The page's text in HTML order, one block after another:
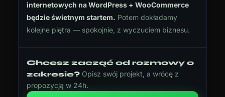
internetowych na WordPress + WooCommerce
będzie świetnym startem. Potem dokładamy
kolejne piętra — spokojnie, z wyczuciem biznesu.
Chcesz zacząć od rozmowy o
zakresie? Opisz swój projekt, a wrócę z
propozycją w 24h.